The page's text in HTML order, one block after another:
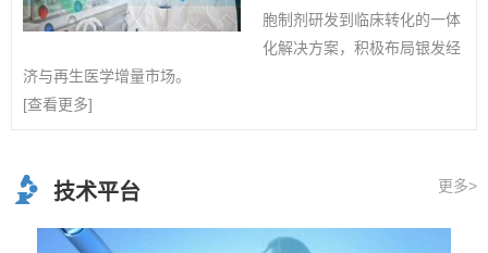
胞制剂研发到临床转化的一体
化解决方案，积极布局银发经
济与再生医学增量市场。
[查看更多]
技术平台 更多>